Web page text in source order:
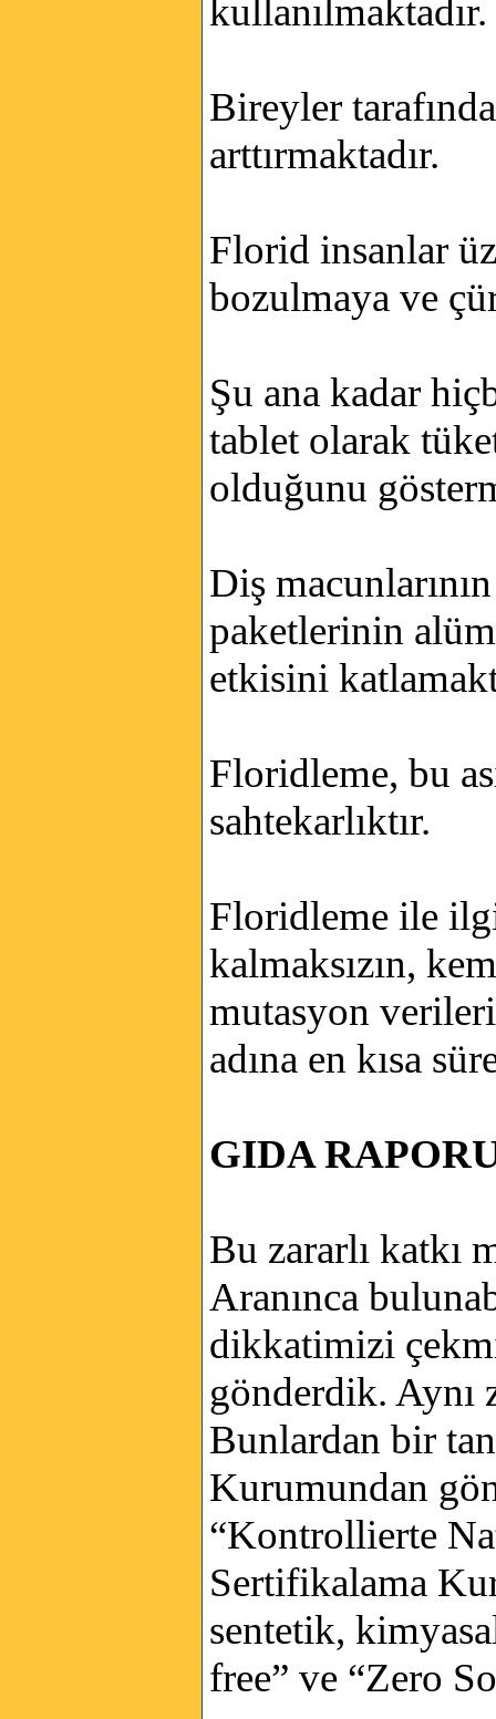
kullanılmaktadır.
Bireyler
arttırmaktadır.
Florid insanlar
bozulmaya ve
Şu ana kadar
tablet olarak
olduğunu
Diş
paketlerinin
etkisini
Floridleme, bu
sahtekarlıktır.
Floridleme ile
kalmaksızın,
mutasyon
adına en kısa
GIDA
Bu zararlı katkı
Aranınca
dikkatimizi
gönderdik. Aynı
Bunlardan bir
Kurumundan
“Kontrollierte
Sertifikalama
sentetik,
free” ve “Zero